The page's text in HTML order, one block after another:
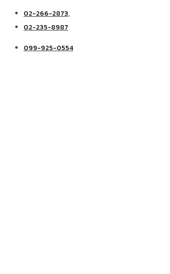
02-266-2873,
02-235-8987
099-925-0554